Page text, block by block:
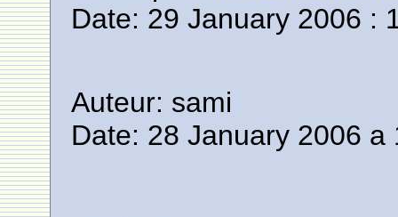
Date: 29 January 2006 :
Auteur: sami
Date: 28 January 2006 a